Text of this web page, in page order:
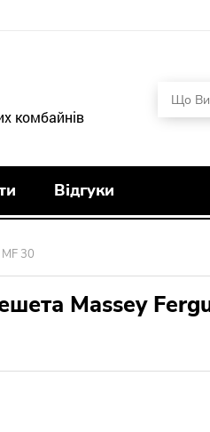
комбайнів
Відгуки
30
Massey